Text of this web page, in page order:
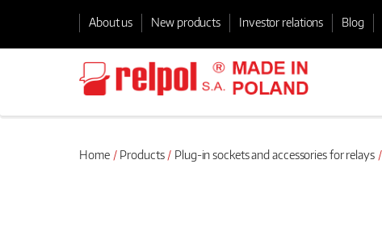
About us New products Investor relations Blog
Home Products Plug-in sockets and accessories for relays